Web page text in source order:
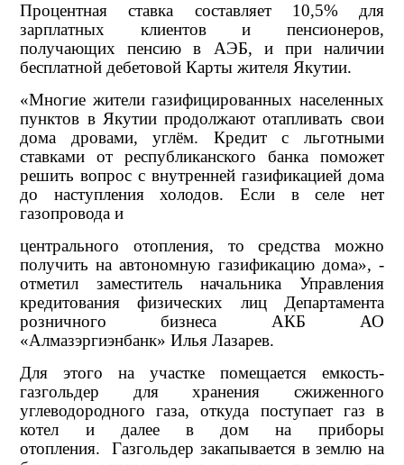
Процентная ставка составляет 10,5% для
зарплатных клиентов и пенсионеров,
получающих пенсию в АЭБ, и при наличии
бесплатной дебетовой Карты жителя Якутии.
«Многие жители газифицированных населенных
пунктов в Якутии продолжают отапливать свои
дома дровами, углём. Кредит с льготными
ставками от республиканского банка поможет
решить вопрос с внутренней газификацией дома
до наступления холодов. Если в селе нет
газопровода и
центрального отопления, то средства можно
получить на автономную газификацию дома», -
отметил заместитель начальника Управления
кредитования физических лиц Департамента
розничного бизнеса АКБ АО
«Алмазэргиэнбанк» Илья Лазарев.
Для этого на участке помещается емкость-
газгольдер для хранения сжиженного
углеводородного газа, откуда поступает газ в
котел и далее в дом на приборы
отопления. Газгольдер закапывается в землю на